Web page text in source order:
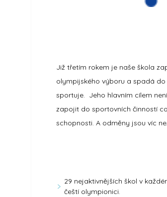
Již třetím rokem je naše škola
olympijského výboru a spadá
sportuje. Jeho hlavním cílem
zapojit do sportovních činností
schopnosti. A odměny jsou víc
29 nejaktivnějších škol v
čeští olympionici.